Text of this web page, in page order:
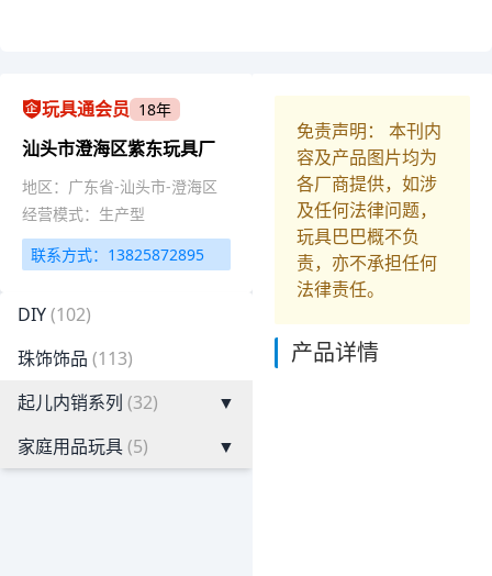
玩具通会员 18年
汕头市澄海区紫东玩具厂
地区：广东省-汕头市-澄海区
经营模式：生产型
联系方式：13825872895
DIY(102)
珠饰饰品 (113)
起儿内销系列 (32)
▼
家庭用品玩具(5) ▼
免责声明： 本刊内
容及产品图片均为
各厂商提供，如涉
及任何法律问题，
玩具巴巴概不负
责，亦不承担任何
法律责任。
产品详情